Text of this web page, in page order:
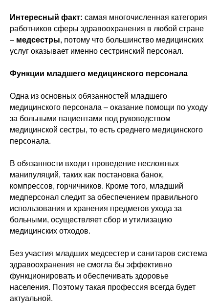
Интересный факт: самая многочисленная категория
работников сферы здравоохранения в любой стране
– медсестры, потому что большинство медицинских
услуг оказывает именно сестринский персонал.
Функции младшего медицинского персонала
Одна из основных обязанностей младшего
медицинского персонала – оказание помощи по уходу
за больными пациентами под руководством
медицинской сестры, то есть среднего медицинского
персонала.
В обязанности входит проведение несложных
манипуляций, таких как постановка банок,
компрессов, горчичников. Кроме того, младший
медперсонал следит за обеспечением правильного
использования и хранения предметов ухода за
больными, осуществляет сбор и утилизацию
медицинских отходов.
Без участия младших медсестер и санитаров система
здравоохранения не смогла бы эффективно
функционировать и обеспечивать здоровье
населения. Поэтому такая профессия всегда будет
актуальной.